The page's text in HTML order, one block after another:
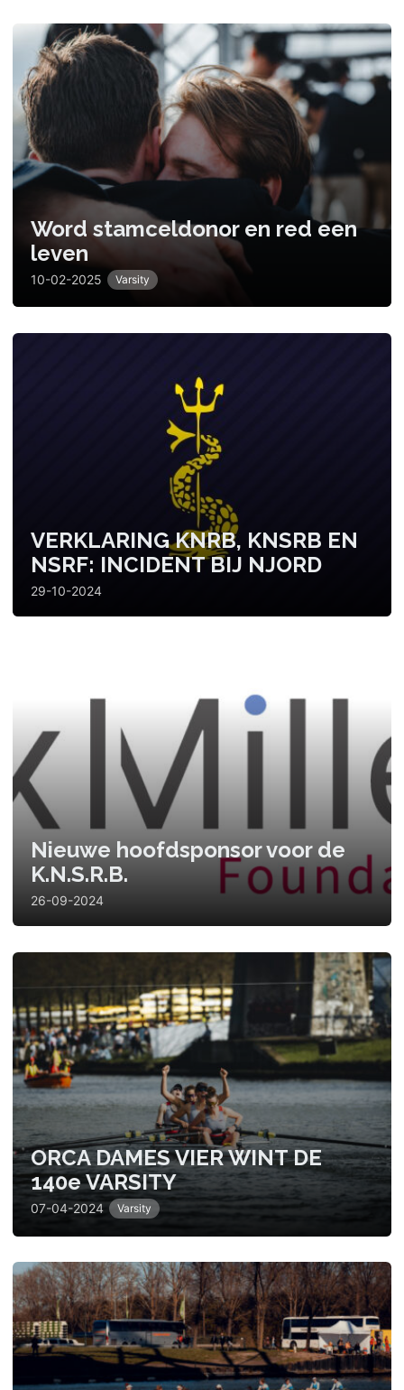
Word stamceldonor en red een
leven
10-02-2025 Varsity
VERKLARING KNRB, KNSRB EN
NSRF: INCIDENT BIJ NJORD
29-10-2024
Nieuwe hoofdsponsor voor de
K.N.S.R.B.
26-09-2024
ORCA DAMES VIER WINT DE
140e VARSITY
07-04-2024 Varsity